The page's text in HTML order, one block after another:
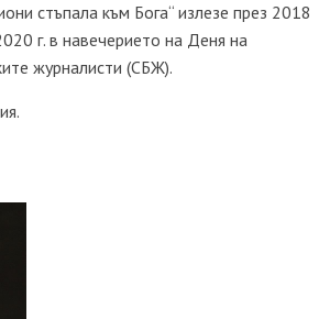
стъпала към Бога“ излезе през 2018
г. в навечерието на Деня на
журналисти (СБЖ).